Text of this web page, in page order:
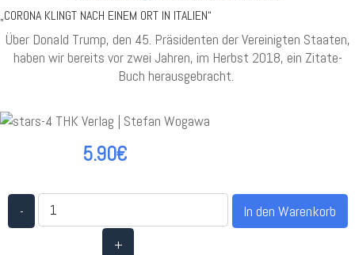
„CORONA KLINGT NACH EINEM ORT IN ITALIEN“
Über Donald Trump, den 45. Präsidenten der Vereinigten Staaten,
haben wir bereits vor zwei Jahren, im Herbst 2018, ein Zitate-
Buch herausgebracht.
5.90€
-
+